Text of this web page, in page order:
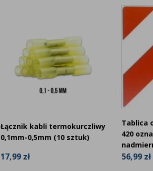
Łącznik kabli termokurczliwy
0,1mm-0,5mm (10 sztuk)
17,99 zł
Tablica
420
56,99 zł